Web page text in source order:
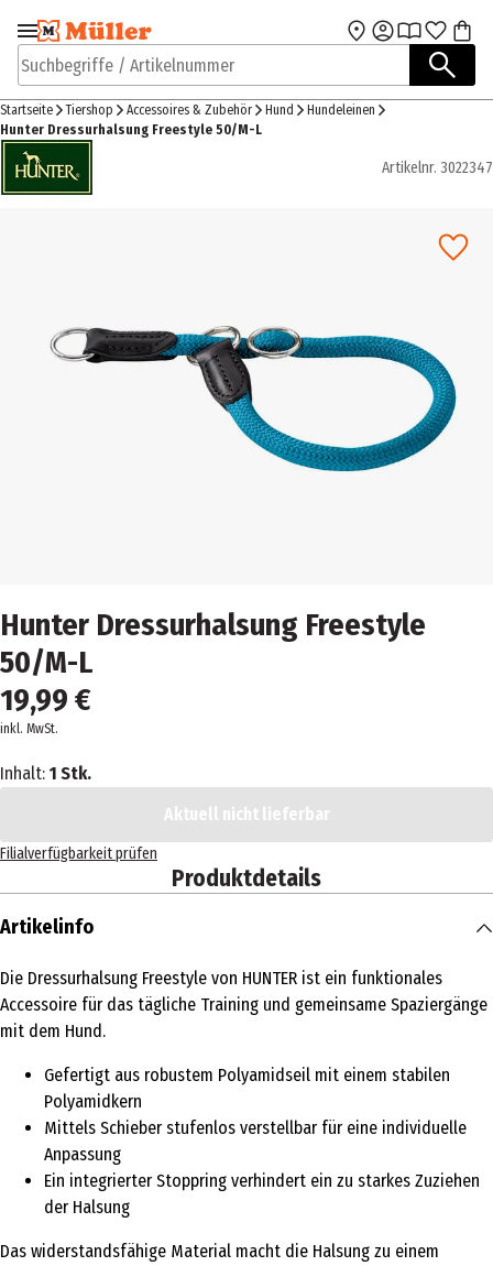
Zur Navigation
springen
Zum Hauptinhalt
Suchbegriffe / Artikelnummer
Startseite Tiershop Accessoires & Zubehör Hund
Hundeleinen
Hunter Dressurhalsung Freestyle 50/M-L
Artikelnr. 3022347
Hunter Dressurhalsung Freestyle
50/M-L
19,99 €
inkl. MwSt.
Inhalt: 1 Stk.
Aktuell nicht lieferbar
Filialverfügbarkeit prüfen
Produktdetails
Artikelinfo
Die Dressurhalsung Freestyle von HUNTER ist ein funktionales
Accessoire für das tägliche Training und gemeinsame Spaziergänge
mit dem Hund.
Gefertigt aus robustem Polyamidseil mit einem stabilen
Polyamidkern
Mittels Schieber stufenlos verstellbar für eine individuelle
Anpassung
Ein integrierter Stoppring verhindert ein zu starkes Zuziehen
der Halsung
Das widerstandsfähige Material macht die Halsung zu einem